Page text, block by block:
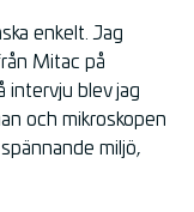
enkelt. Jag
Mitac på
intervju blev jag
och mikroskopen
miljö,